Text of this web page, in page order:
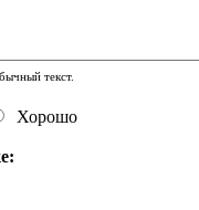
текст.
Хорошо